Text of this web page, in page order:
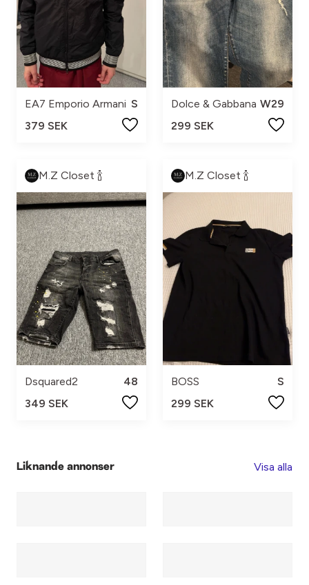
EA7 Emporio Armani S
379 SEK
Dolce & Gabbana W29
299 SEK
M.Z Closet 🍾
Dsquared2
48
349 SEK
M.Z Closet 🍾
BOSS
S
299 SEK
Liknande annonser Visa alla